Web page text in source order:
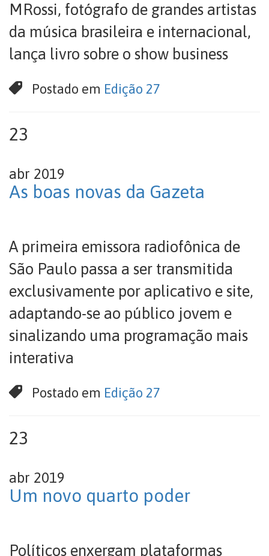
MRossi, fotógrafo de grandes artistas
da música brasileira e internacional,
lança livro sobre o show business
Postado em Edição 27
23
abr 2019
As boas novas da Gazeta
A primeira emissora radiofônica de
São Paulo passa a ser transmitida
exclusivamente por aplicativo e site,
adaptando-se ao público jovem e
sinalizando uma programação mais
interativa
Postado em Edição 27
23
abr 2019
Um novo quarto poder
Políticos enxergam plataformas